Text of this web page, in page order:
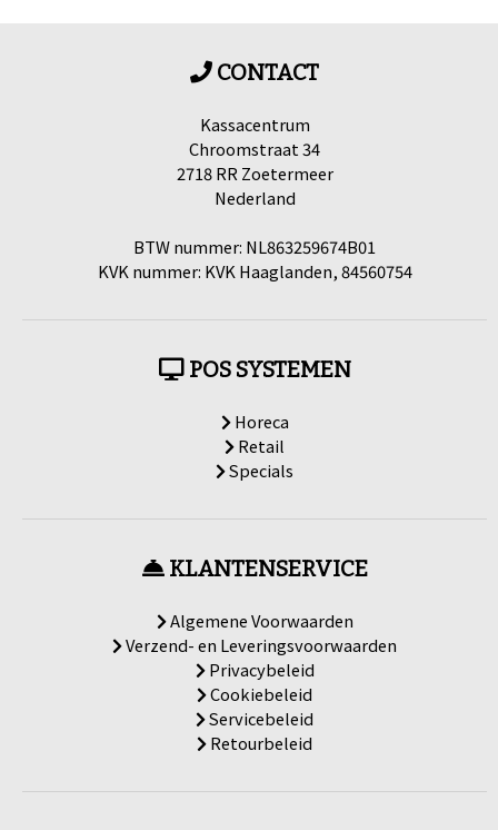
CONTACT
Kassacentrum
Chroomstraat 34
2718 RR Zoetermeer
Nederland
BTW nummer: NL863259674B01
KVK nummer: KVK Haaglanden, 84560754
POS SYSTEMEN
Horeca
Retail
Specials
KLANTENSERVICE
Algemene Voorwaarden
Verzend- en Leveringsvoorwaarden
Privacybeleid
Cookiebeleid
Servicebeleid
Retourbeleid